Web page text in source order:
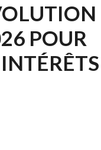
POUR